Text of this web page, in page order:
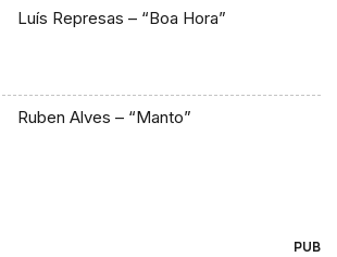
Luís Represas – “Boa Hora”
Ruben Alves – “Manto”
PUB